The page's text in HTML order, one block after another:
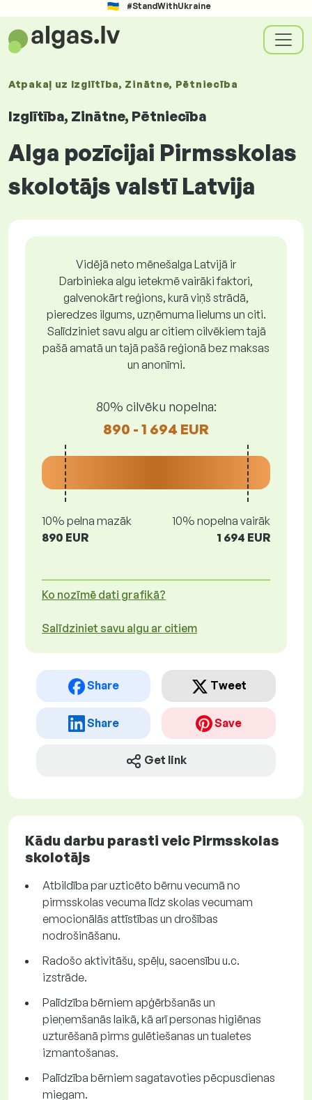
#StandWithUkraine
Atpakaļ uz Izglītība, Zinātne, Pētniecība
Izglītība, Zinātne, Pētniecība
Alga pozīcijai Pirmsskolas
skolotājs valstī Latvija
Vidējā neto mēnešalga Latvijā ir
Darbinieka algu ietekmē vairāki faktori,
galvenokārt reģions, kurā viņš strādā,
pieredzes ilgums, uzņēmuma lielums un citi.
Salīdziniet savu algu ar citiem cilvēkiem tajā
pašā amatā un tajā pašā reģionā bez maksas
un anonīmi.
80% cilvēku nopelna:
890 - 1 694 EUR
10% pelna mazāk
890 EUR
10% nopelna vairāk
1 694 EUR
Ko nozīmē dati grafikā?
Salīdziniet savu algu ar citiem
Share Tweet
Share Save
Get link
Kādu darbu parasti veic Pirmsskolas
skolotājs
Atbildība par uzticēto bērnu vecumā no
pirmsskolas vecuma līdz skolas vecumam
emocionālās attīstības un drošības
nodrošināšanu.
Radošo aktivitāšu, spēļu, sacensību u.c.
izstrāde.
Palīdzība bērniem apģērbšanās un
pieņemšanās laikā, kā arī personas higiēnas
uzturēšanā pirms gulētiešanas un tualetes
izmantošanas.
Palīdzība bērniem sagatavoties pēcpusdienas
miegam.